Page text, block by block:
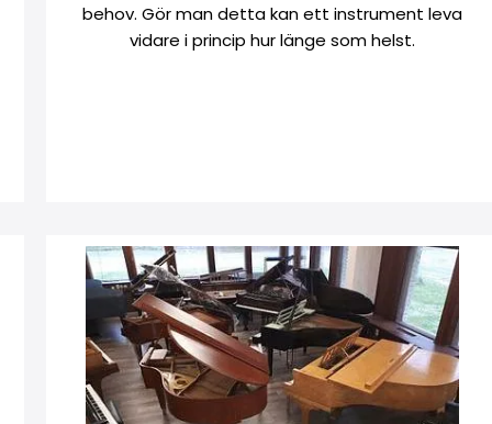
behov. Gör man detta kan ett instrument leva
vidare i princip hur länge som helst.